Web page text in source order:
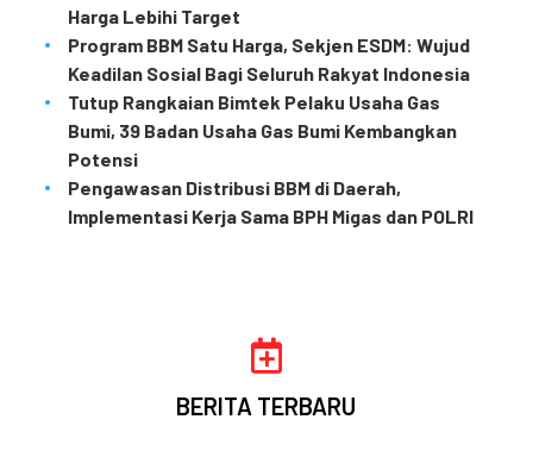
Harga Lebihi Target
Program BBM Satu Harga, Sekjen ESDM: Wujud
Keadilan Sosial Bagi Seluruh Rakyat Indonesia
Tutup Rangkaian Bimtek Pelaku Usaha Gas
Bumi, 39 Badan Usaha Gas Bumi Kembangkan
Potensi
Pengawasan Distribusi BBM di Daerah,
Implementasi Kerja Sama BPH Migas dan POLRI
BERITA TERBARU